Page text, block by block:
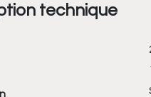
technique